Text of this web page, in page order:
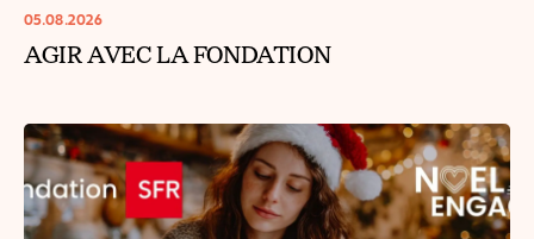
05.08.2026
AGIR AVEC LA FONDATION